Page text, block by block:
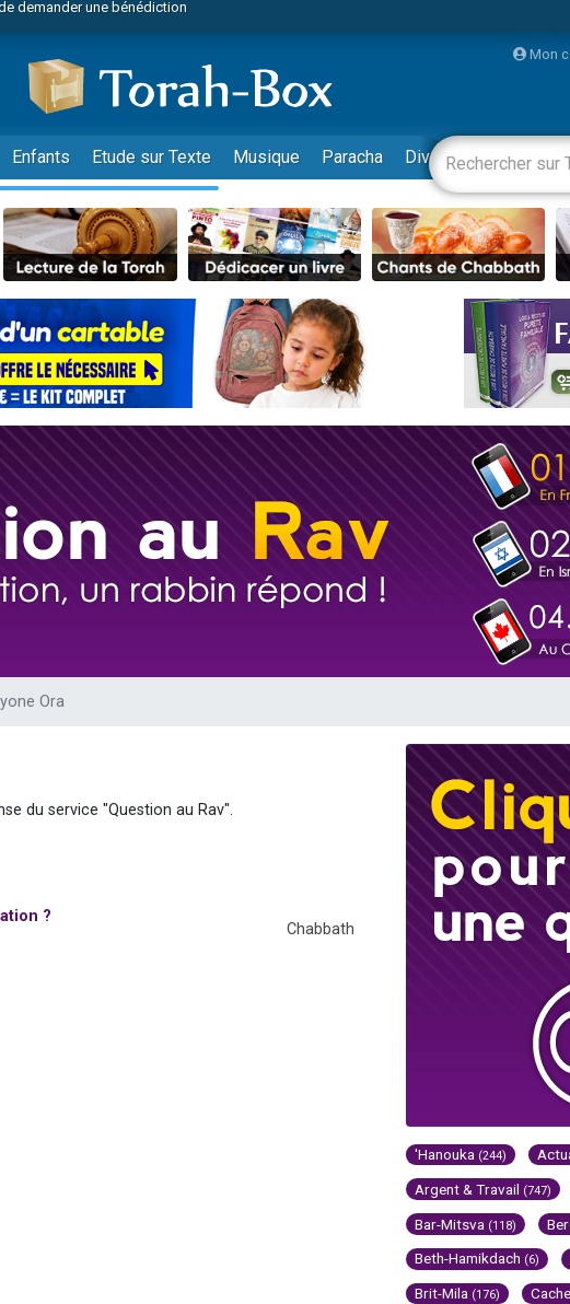
étudier en groupe sur Zoom
nous rejoindre sur WhatsApp
nous rejoindre sur WhatsApp
de faire un don pour Reloger Rivka, 6 enfants, victime de violences...
de faire un don pour 1 Journée de Vacances Pour les Enfants
demander une bénédiction
nous rejoindre sur WhatsApp
étudier en groupe sur Zoom
Maasser
nous rejoindre sur WhatsApp
nous rejoindre sur WhatsApp
Maasser
de faire un don pour 5 jours de vacances aux Orphelins
nous rejoindre sur WhatsApp
demander une bénédiction
de faire un don pour Sauvez la jambe de Yohan
étudier en groupe sur Zoom
dans Torah-Box Music
Mon
Enfants Etude sur Texte Musique Paracha Divertissements
Ora
du service "Question au Rav".
?
Chabbath
'Hanouka (244)
Argent & Travail (747)
Bar-Mitsva (118)
Beth-Hamikdach (6)
Brit-Mila (176)